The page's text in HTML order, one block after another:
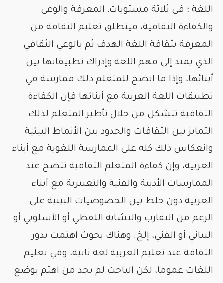
اللغة ؛ في ثلاثة مستويات: المعرفة والوعي
والكفاءة الثقافية، فينطلق تعليم الثقافة من
المعرفة بثقافة اللغة الهدف ثم بالوعي الثقافي
الذي يمتد إلى فهم اللغة وإدراك تطبيقاتها بين
أبنائها، وإذا ما اتضح للمتعلم ذلك ممارسة في
تطبيقات اللغة العربية مع أبنائها فإن الكفاءة
الثقافية تتشكل من خلال تأطير المتعلم لذلك
التمايز بين الثقافات والحدود بين الأنماط البيئية
وانعكاس ذلك كله على الممارسة اللغوية مع أبناء
العربية، وإن كفاءة المتعلم الثقافية تتضح عند
الممارسات الأدبية والفنية والتعبيرية مع أبناء
العربية دون خلط بين الخصوصيات البينية على
الرغم من التقارب والتشابه اللفظي أو الأسلوبي أو
البياني أو الفني، إلخ. وهناك بحوث اهتمت بدور
الثقافة عند تعليم العربية لغة ثانية، وفي تعليم
اللغات عموما، لكن الباحث لم يجد من اهتم بوضع